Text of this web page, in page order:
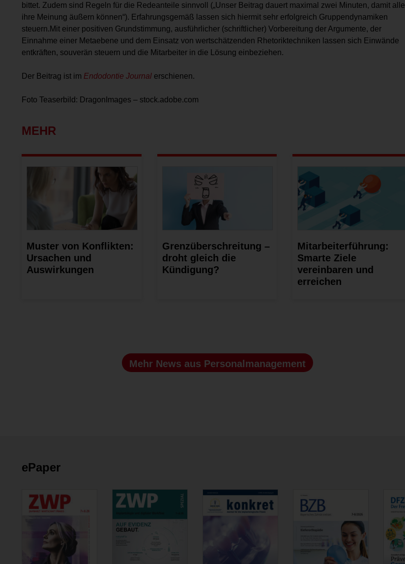
bittet. Zudem sind Regeln für die Redeanteile sinnvoll („Unser Beitrag dauert maximal zwei Minuten, damit alle
ihre Meinung äußern können“). Erfahrungsgemäß lassen sich hiermit sehr erfolgreich Gruppendynamiken
steuern.Mit einer positiven Grundstimmung, ausführlicher (schriftlicher) Vorbereitung der Argumente, der
Einnahme einer Metaebene und dem Einsatz von wertschätzenden Rhetoriktechniken lassen sich Einwände
entkräften, souverän steuern und die Mitarbeiter in die Lösung einbeziehen.
Der Beitrag ist im Endodontie Journal erschienen.
Foto Teaserbild: DragonImages – stock.adobe.com
MEHR
Muster von Konflikten:
Ursachen und
Auswirkungen
Grenzüberschreitung –
droht gleich die
Kündigung?
Mitarbeiterführung:
Smarte Ziele
vereinbaren und
erreichen
Mehr News aus Personalmanagement
ePaper